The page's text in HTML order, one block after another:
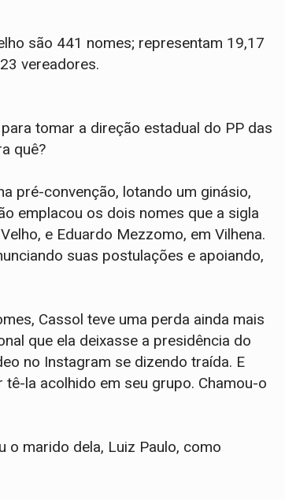
são 441 nomes; representam 19,17
vereadores.
tomar a direção estadual do PP das
quê?
pré-convenção, lotando um ginásio,
emplacou os dois nomes que a sigla
e Eduardo Mezzomo, em Vilhena.
suas postulações e apoiando,
Cassol teve uma perda ainda mais
que ela deixasse a presidência do
no Instagram se dizendo traída. E
la acolhido em seu grupo. Chamou-o
o marido dela, Luiz Paulo, como